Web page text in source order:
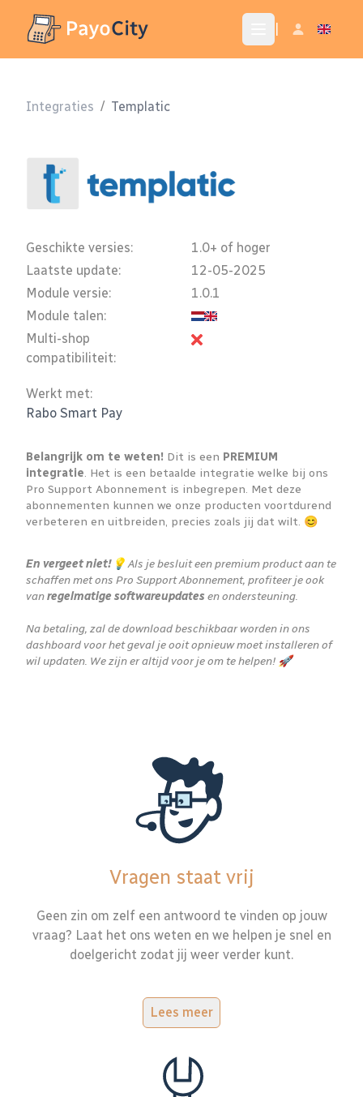
Integraties / Templatic
Geschikte versies:
Laatste update:
Module versie:
Module talen:
Multi-shop
compatibiliteit:
Werkt met:
1.0+ of hoger
12-05-2025
1.0.1
Rabo Smart Pay
Belangrijk om te weten! Dit is een PREMIUM
integratie. Het is een betaalde integratie welke bij ons
Pro Support Abonnement is inbegrepen. Met deze
abonnementen kunnen we onze producten voortdurend
verbeteren en uitbreiden, precies zoals jij dat wilt. 😊
En vergeet niet! 💡 Als je besluit een premium product aan te
schaffen met ons Pro Support Abonnement, profiteer je ook
vanregelmatige softwareupdates en ondersteuning.
Na betaling, zal de download beschikbaar worden in ons
dashboard voor het geval je ooit opnieuw moet installeren of
wil updaten. We zijn er altijd voor je om te helpen! 🚀
Vragen staat vrij
Geen zin om zelf een antwoord te vinden op jouw
vraag? Laat het ons weten en we helpen je snel en
doelgericht zodat jij weer verder kunt.
Lees meer